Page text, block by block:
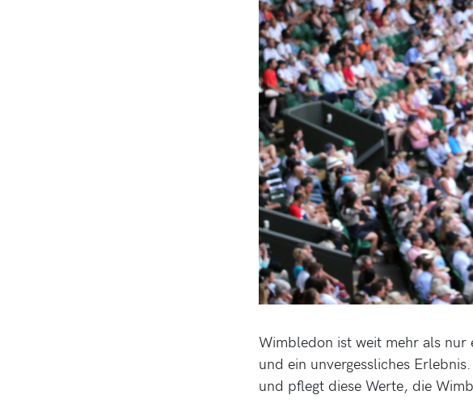
Wimbledon ist weit mehr als nur
und ein unvergessliches
und pflegt diese Werte, die